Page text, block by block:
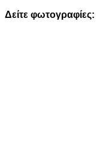
Δείτε φωτογραφίες: